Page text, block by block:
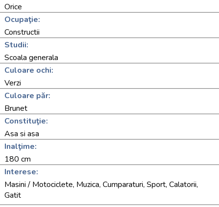
Orice
Ocupaţie:
Constructii
Studii:
Scoala generala
Culoare ochi:
Verzi
Culoare păr:
Brunet
Constituţie:
Asa si asa
Inalţime:
180 cm
Interese:
Masini / Motociclete, Muzica, Cumparaturi, Sport, Calatorii,
Gatit